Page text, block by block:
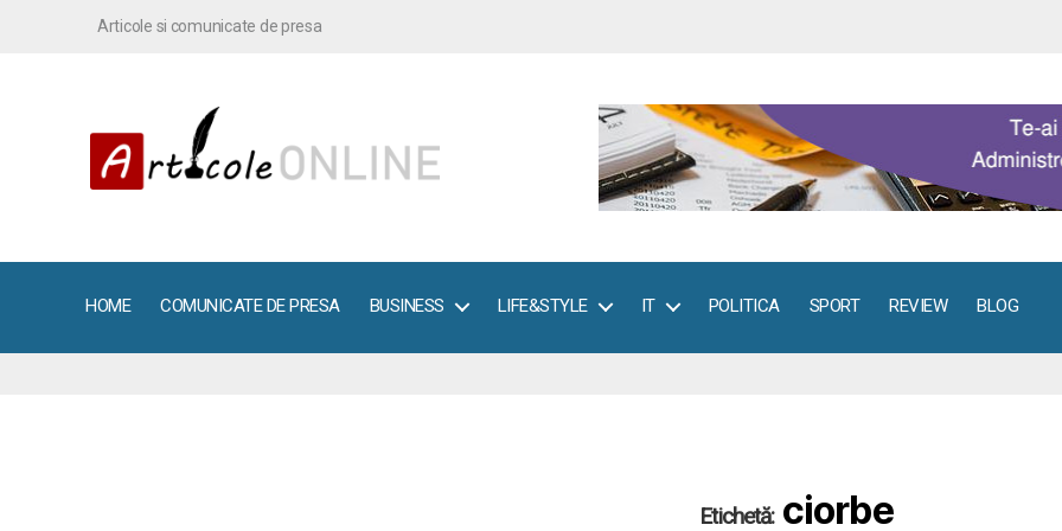
Articole si comunicate de presa
HOME COMUNICATE DE PRESA BUSINESS LIFE&STYLE IT POLITICA SPORT REVIEW BLOG
Etichetă: ciorbe